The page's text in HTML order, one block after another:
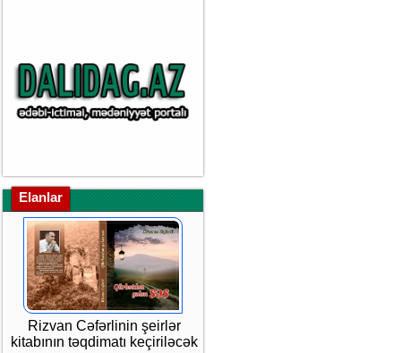
Elanlar
Rizvan Cəfərlinin şeirlər
kitabının təqdimatı keçiriləcək